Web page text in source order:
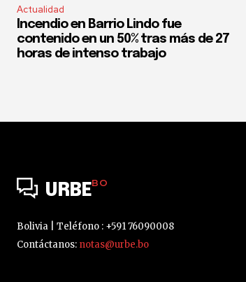
Actualidad
Incendio en Barrio Lindo fue
contenido en un 50% tras más de 27
horas de intenso trabajo
URBEBO
Bolivia | Teléfono : +591 76090008
Contáctanos: notas@urbe.bo